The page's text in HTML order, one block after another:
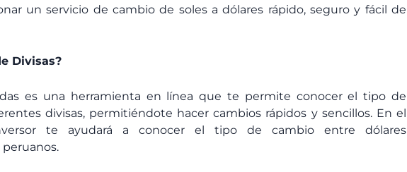
un servicio de cambio de soles a dólares rápido, seguro y fácil de
Divisas?
es una herramienta en línea que te permite conocer el tipo de
divisas, permitiéndote hacer cambios rápidos y sencillos. En el
te ayudará a conocer el tipo de cambio entre dólares